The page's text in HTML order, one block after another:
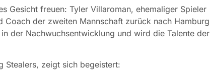
Gesicht freuen: Tyler Villaroman, ehemaliger Spieler
der zweiten Mannschaft zurück nach Hamburg
der Nachwuchsentwicklung und wird die Talente der
Stealers, zeigt sich begeistert: